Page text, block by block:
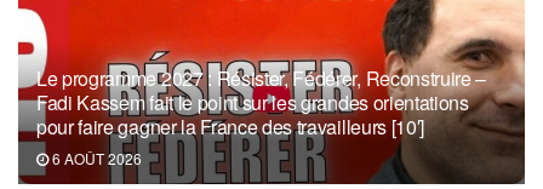
Le programme 2027 : Résister, Fédérer, Reconstruire –
Fadi Kassem fait le point sur les grandes orientations
pour faire gagner la France des travailleurs [10′]
6 AOÛT 2026